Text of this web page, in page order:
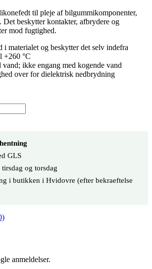
til pleje af bilgummikomponenter,
Det beskytter kontakter, afbrydere og
mod fugtighed.
i materialet og beskytter det selv indefra
+260 °C
ikke engang med kogende vand
over for dielektrisk nedbrydning
GLS
og torsdag
i butikken i Hvidovre (efter bekraeftelse
anmeldelser.